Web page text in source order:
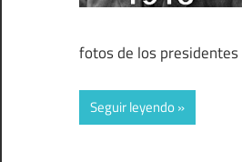
fotos de los
Seguir leyendo